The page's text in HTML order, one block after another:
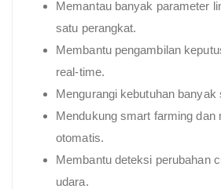
Memantau banyak parameter
satu perangkat.
Membantu pengambilan
real-time.
Mengurangi kebutuhan banyak
Mendukung smart farming dan
otomatis.
Membantu deteksi perubahan
udara.